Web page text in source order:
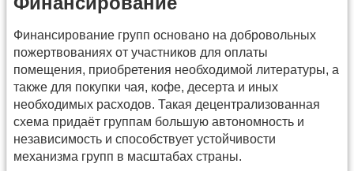
Финансирование групп основано на добровольных
пожертвованиях от участников для оплаты
помещения, приобретения необходимой литературы, а
также для покупки чая, кофе, десерта и иных
необходимых расходов. Такая децентрализованная
схема придаёт группам большую автономность и
независимость и способствует устойчивости
механизма групп в масштабах страны.